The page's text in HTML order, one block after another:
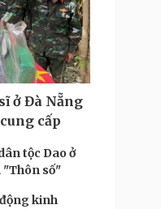
ở Đà Nẵng
cấp
tộc Dao ở
"Thôn số"
kinh